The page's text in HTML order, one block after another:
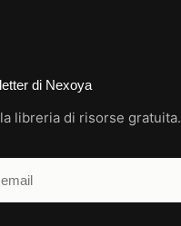
di Nexoya
libreria di risorse gratuita.